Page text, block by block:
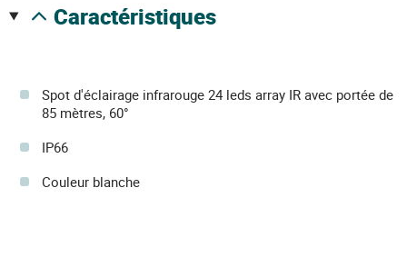
caractéristiques
Spot d'éclairage infrarouge 24 leds array IR avec portée de
85 mètres, 60°
IP66
Couleur blanche